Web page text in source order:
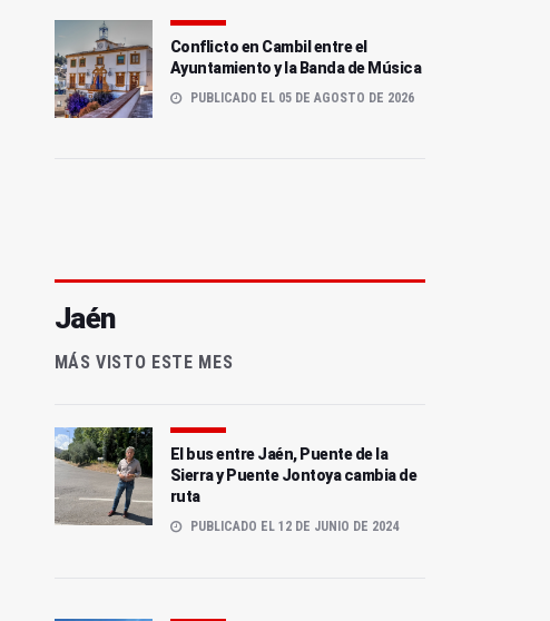
Conflicto en Cambil entre el
Ayuntamiento y la Banda de Música
PUBLICADO EL 05 DE AGOSTO DE 2026
Jaén
MÁS VISTO ESTE MES
El bus entre Jaén, Puente de la
Sierra y Puente Jontoya cambia de
ruta
PUBLICADO EL 12 DE JUNIO DE 2024